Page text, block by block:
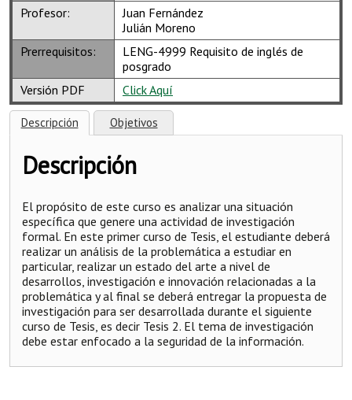
Profesor:
Juan Fernández
Julián Moreno
Prerrequisitos:
LENG-4999 Requisito de inglés de
posgrado
Versión PDF
Click Aquí
Descripción Objetivos
Descripción
El propósito de este curso es analizar una situación
específica que genere una actividad de investigación
formal. En este primer curso de Tesis, el estudiante deberá
realizar un análisis de la problemática a estudiar en
particular, realizar un estado del arte a nivel de
desarrollos, investigación e innovación relacionadas a la
problemática y al final se deberá entregar la propuesta de
investigación para ser desarrollada durante el siguiente
curso de Tesis, es decir Tesis 2. El tema de investigación
debe estar enfocado a la seguridad de la información.